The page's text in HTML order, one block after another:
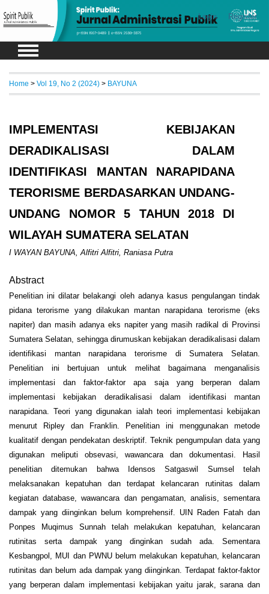
Login Register
Home > Vol 19, No 2 (2024) > BAYUNA
IMPLEMENTASI KEBIJAKAN
DERADIKALISASI DALAM
IDENTIFIKASI MANTAN NARAPIDANA
TERORISME BERDASARKAN UNDANG-
UNDANG NOMOR 5 TAHUN 2018 DI
WILAYAH SUMATERA SELATAN
I WAYAN BAYUNA, Alfitri Alfitri, Raniasa Putra
Abstract
Penelitian ini dilatar belakangi oleh adanya kasus pengulangan tindak
pidana terorisme yang dilakukan mantan narapidana terorisme (eks
napiter) dan masih adanya eks napiter yang masih radikal di Provinsi
Sumatera Selatan, sehingga dirumuskan kebijakan deradikalisasi dalam
identifikasi mantan narapidana terorisme di Sumatera Selatan.
Penelitian ini bertujuan untuk melihat bagaimana menganalisis
implementasi dan faktor-faktor apa saja yang berperan dalam
implementasi kebijakan deradikalisasi dalam identifikasi mantan
narapidana. Teori yang digunakan ialah teori implementasi kebijakan
menurut Ripley dan Franklin. Penelitian ini menggunakan metode
kualitatif dengan pendekatan deskriptif. Teknik pengumpulan data yang
digunakan meliputi obsevasi, wawancara dan dokumentasi. Hasil
penelitian ditemukan bahwa Idensos Satgaswil Sumsel telah
melaksanakan kepatuhan dan terdapat kelancaran rutinitas dalam
kegiatan database, wawancara dan pengamatan, analisis, sementara
dampak yang diinginkan belum komprehensif. UIN Raden Fatah dan
Ponpes Muqimus Sunnah telah melakukan kepatuhan, kelancaran
rutinitas serta dampak yang dinginkan sudah ada. Sementara
Kesbangpol, MUI dan PWNU belum melakukan kepatuhan, kelancaran
rutinitas dan belum ada dampak yang diinginkan. Terdapat faktor-faktor
yang berperan dalam implementasi kebijakan yaitu jarak, sarana dan